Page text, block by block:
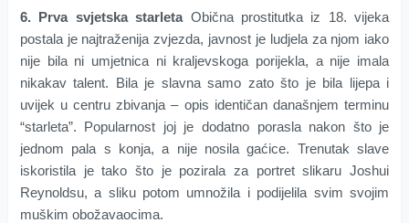
6. Prva svjetska starletaObična prostitutka iz 18. vijeka
postala je najtraženija zvjezda, javnost je ludjela za njom iako
nije bila ni umjetnica ni kraljevskoga porijekla, a nije imala
nikakav talent. Bila je slavna samo zato što je bila lijepa i
uvijek u centru zbivanja – opis identičan današnjem terminu
“starleta”. Popularnost joj je dodatno porasla nakon što je
jednom pala s konja, a nije nosila gaćice. Trenutak slave
iskoristila je tako što je pozirala za portret slikaru Joshui
Reynoldsu, a sliku potom umnožila i podijelila svim svojim
muškim obožavaocima.